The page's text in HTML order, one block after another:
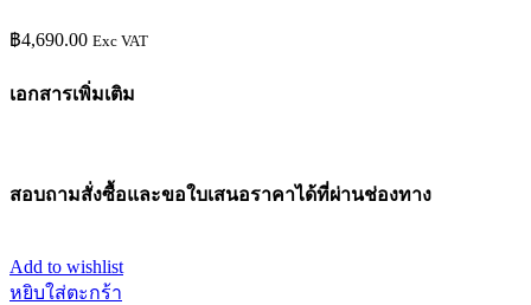
฿4,690.00 Exc VAT
เอกสารเพิ่มเติม
สอบถามสั่งซื้อและขอใบเสนอราคาได้ที่ผ่านช่องทาง
Add to wishlist
หยิบใส่ตะกร้า